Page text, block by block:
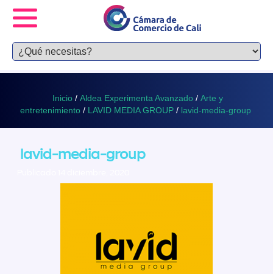
Inicio / Aldea Experimenta Avanzado / Arte y
entretenimiento / LAVID MEDIA GROUP / lavid-media-group
lavid-media-group